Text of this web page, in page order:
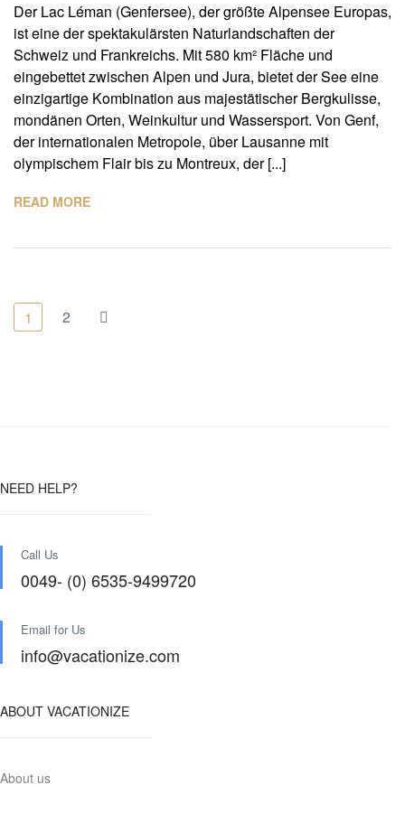
Der Lac Léman (Genfersee), der größte Alpensee Europas,
ist eine der spektakulärsten Naturlandschaften der
Schweiz und Frankreichs. Mit 580 km² Fläche und
eingebettet zwischen Alpen und Jura, bietet der See eine
einzigartige Kombination aus majestätischer Bergkulisse,
mondänen Orten, Weinkultur und Wassersport. Von Genf,
der internationalen Metropole, über Lausanne mit
olympischem Flair bis zu Montreux, der [...]
READ MORE
1 2
NEED HELP?
Call Us
0049- (0) 6535-9499720
Email for Us
info@vacationize.com
ABOUT VACATIONIZE
About us